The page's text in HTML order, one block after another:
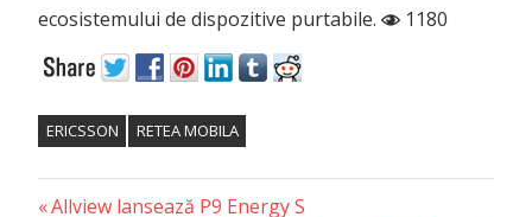
ecosistemului de dispozitive purtabile.
1180
ERICSSON RETEA MOBILA
Previous
Allview lansează P9 Energy S